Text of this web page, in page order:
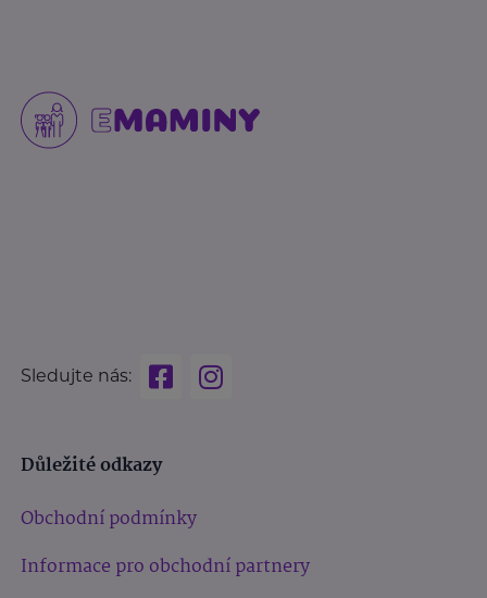
Sledujte nás:
Důležité odkazy
Obchodní podmínky
Informace pro obchodní partnery